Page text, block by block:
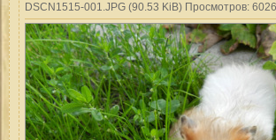
DSCN1515-001.JPG (90.53 KiB) Просмотров: